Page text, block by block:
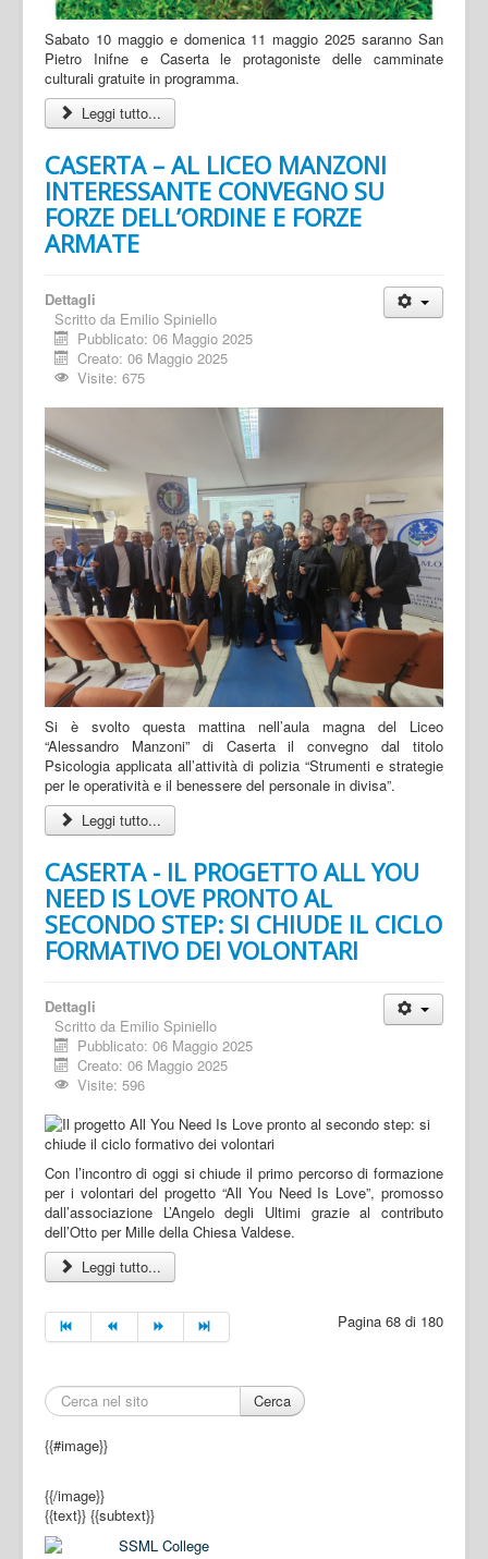
Sabato 10 maggio e domenica 11 maggio 2025 saranno San
Pietro Inifne e Caserta le protagoniste delle camminate
culturali gratuite in programma.
Leggi tutto...
CASERTA – AL LICEO MANZONI
INTERESSANTE CONVEGNO SU
FORZE DELL’ORDINE E FORZE
ARMATE
Dettagli
Scritto da Emilio Spiniello
Pubblicato: 06 Maggio 2025
Creato: 06 Maggio 2025
Visite: 675
Si è svolto questa mattina nell’aula magna del Liceo
“Alessandro Manzoni” di Caserta il convegno dal titolo
Psicologia applicata all’attività di polizia “Strumenti e strategie
per le operatività e il benessere del personale in divisa”.
Leggi tutto...
CASERTA - IL PROGETTO ALL YOU
NEED IS LOVE PRONTO AL
SECONDO STEP: SI CHIUDE IL CICLO
FORMATIVO DEI VOLONTARI
Dettagli
Scritto da Emilio Spiniello
Pubblicato: 06 Maggio 2025
Creato: 06 Maggio 2025
Visite: 596
Con l’incontro di oggi si chiude il primo percorso di formazione
per i volontari del progetto “All You Need Is Love”, promosso
dall’associazione L’Angelo degli Ultimi grazie al contributo
dell’Otto per Mille della Chiesa Valdese.
Leggi tutto...
Pagina 68 di 180
Cerca
{{#image}}
{{/image}}
{{text}} {{subtext}}